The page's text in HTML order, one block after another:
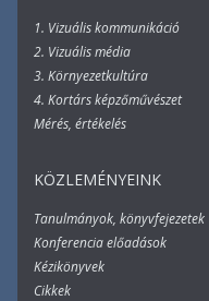
1. Vizuális kommunikáció
2. Vizuális média
3. Környezetkultúra
4. Kortárs képzőművészet
Mérés, értékelés
KÖZLEMÉNYEINK
Tanulmányok, könyvfejezetek
Konferencia előadások
Kézikönyvek
Cikkek